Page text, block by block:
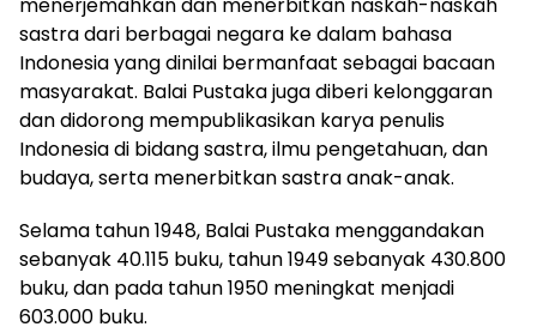
menerjemahkan dan menerbitkan naskah-naskah
sastra dari berbagai negara ke dalam bahasa
Indonesia yang dinilai bermanfaat sebagai bacaan
masyarakat. Balai Pustaka juga diberi kelonggaran
dan didorong mempublikasikan karya penulis
Indonesia di bidang sastra, ilmu pengetahuan, dan
budaya, serta menerbitkan sastra anak-anak.
Selama tahun 1948, Balai Pustaka menggandakan
sebanyak 40.115 buku, tahun 1949 sebanyak 430.800
buku, dan pada tahun 1950 meningkat menjadi
603.000 buku.